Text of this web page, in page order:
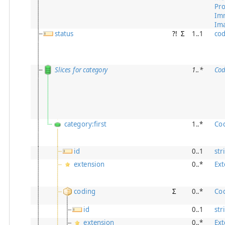
status
?! Σ 1..1
Slices for category 1..*
category:first 1..*
id 0..1
extension
0..*
coding Σ 0..*
id
0..1
extension
0..*